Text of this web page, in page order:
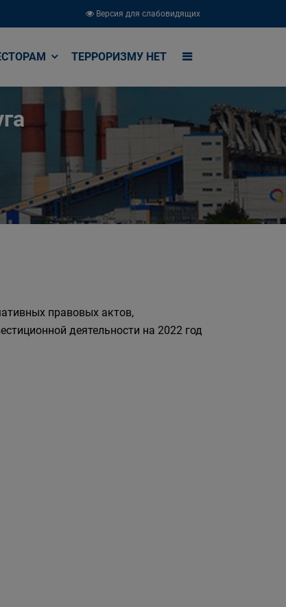
Версия для слабовидящих
ТЕРРОРИЗМУ НЕТ
правовых актов,
деятельности на 2022 год